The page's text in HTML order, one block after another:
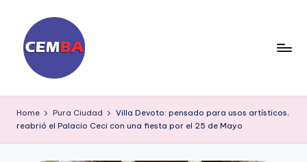
content
ia
ri
Home Pura Ciudad
Villa Devoto: pensado para usos artísticos,
reabrió el Palacio Ceci con una fiesta por el 25 de Mayo